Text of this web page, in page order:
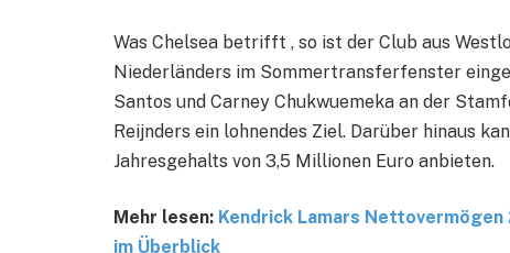
Was Chelsea betrifft , so ist der Club aus
Niederländers im Sommertransferfenster
Santos und Carney Chukwuemeka an der
Reijnders ein lohnendes Ziel. Darüber hinaus
Jahresgehalts von 3,5 Millionen Euro anbieten.
Mehr lesen: Kendrick Lamars
im Überblick